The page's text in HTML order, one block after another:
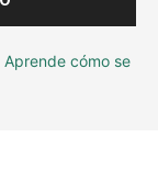
Aprende cómo se